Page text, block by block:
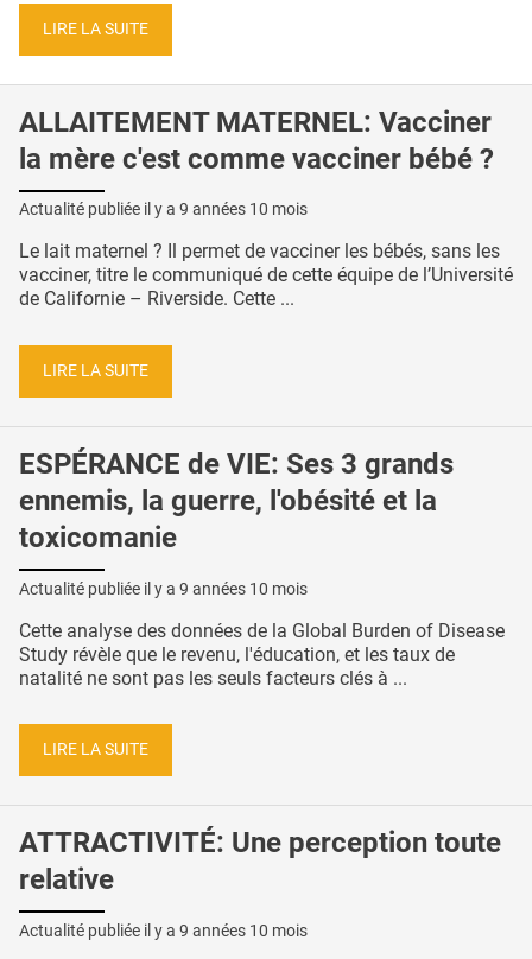
LIRE LA SUITE
ALLAITEMENT MATERNEL: Vacciner
la mère c'est comme vacciner bébé ?
Actualité publiée il y a 9 années 10 mois
Le lait maternel ? Il permet de vacciner les bébés, sans les
vacciner, titre le communiqué de cette équipe de l’Université
de Californie – Riverside. Cette ...
LIRE LA SUITE
ESPÉRANCE de VIE: Ses 3 grands
ennemis, la guerre, l'obésité et la
toxicomanie
Actualité publiée il y a 9 années 10 mois
Cette analyse des données de la Global Burden of Disease
Study révèle que le revenu, l'éducation, et les taux de
natalité ne sont pas les seuls facteurs clés à ...
LIRE LA SUITE
ATTRACTIVITÉ: Une perception toute
relative
Actualité publiée il y a 9 années 10 mois